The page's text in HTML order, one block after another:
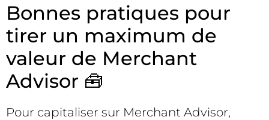
Bonnes pratiques pour
tirer un maximum de
valeur de Merchant
Advisor 🧰
Pour capitaliser sur Merchant Advisor,